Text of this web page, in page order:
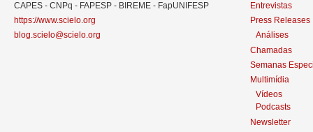
CAPES - CNPq - FAPESP - BIREME - FapUNIFESP
https://www.scielo.org
blog.scielo@scielo.org
Entrevistas
Press Releases
Análises
Chamadas
Semanas
Multimídia
Vídeos
Podcasts
Newsletter